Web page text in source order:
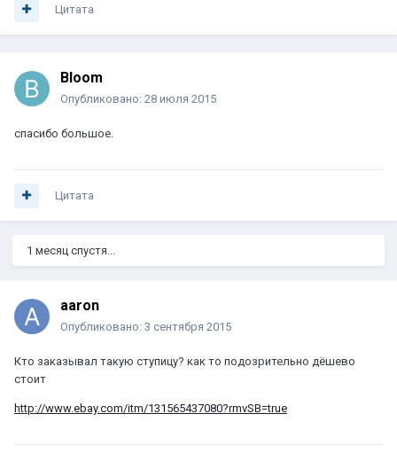
Цитата
Bloom
Опубликовано: 28 июля 2015
спасибо большое.
Цитата
1 месяц спустя...
aaron
Опубликовано: 3 сентября 2015
Кто заказывал такую ступицу? как то подозрительно дёшево
стоит
http://www.ebay.com/itm/131565437080?rmvSB=true